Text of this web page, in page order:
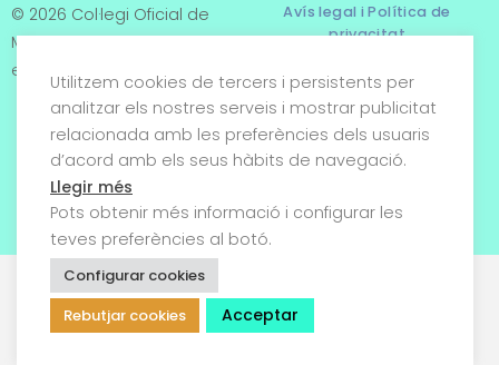
© 2026 Col·legi Oficial de
Metges de Tarragona. Tots
els drets reservats
Avís legal i Política de
privacitat
Termes i condicions
Política de cookies
Utilitzem cookies de tercers i persistents per
analitzar els nostres serveis i mostrar publicitat
relacionada amb les preferències dels usuaris
d’acord amb els seus hàbits de navegació.
Llegir més
Pots obtenir més informació i configurar les
teves preferències al botó.
Configurar cookies
Rebutjar cookies
Acceptar